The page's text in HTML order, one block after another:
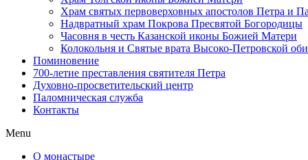
Храм святых первоверховных апостолов Петра и
Надвратный храм Покрова Пресвятой Богородицы
Часовня в честь Казанской иконы Божией Матери
Колокольня и Святые врата Высоко-Петровской
Поминовение
700-летие преставления святителя Петра
Духовно-просветительский центр
Паломническая служба
Контакты
Menu
О монастыре